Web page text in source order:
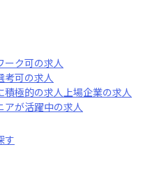
ーク可の求人
考可の求人
積極的の求人上場企業の求人
アが活躍中の求人
す